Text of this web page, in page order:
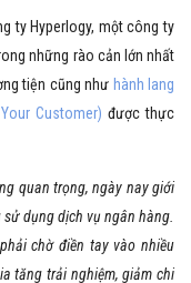
ty Hyperlogy, một công ty
những rào cản lớn nhất
tiện cũng như hành lang
Customer) được thực
quan trọng, ngày nay giới
dụng dịch vụ ngân hàng.
chờ điền tay vào nhiều
tăng trải nghiệm, giảm chi